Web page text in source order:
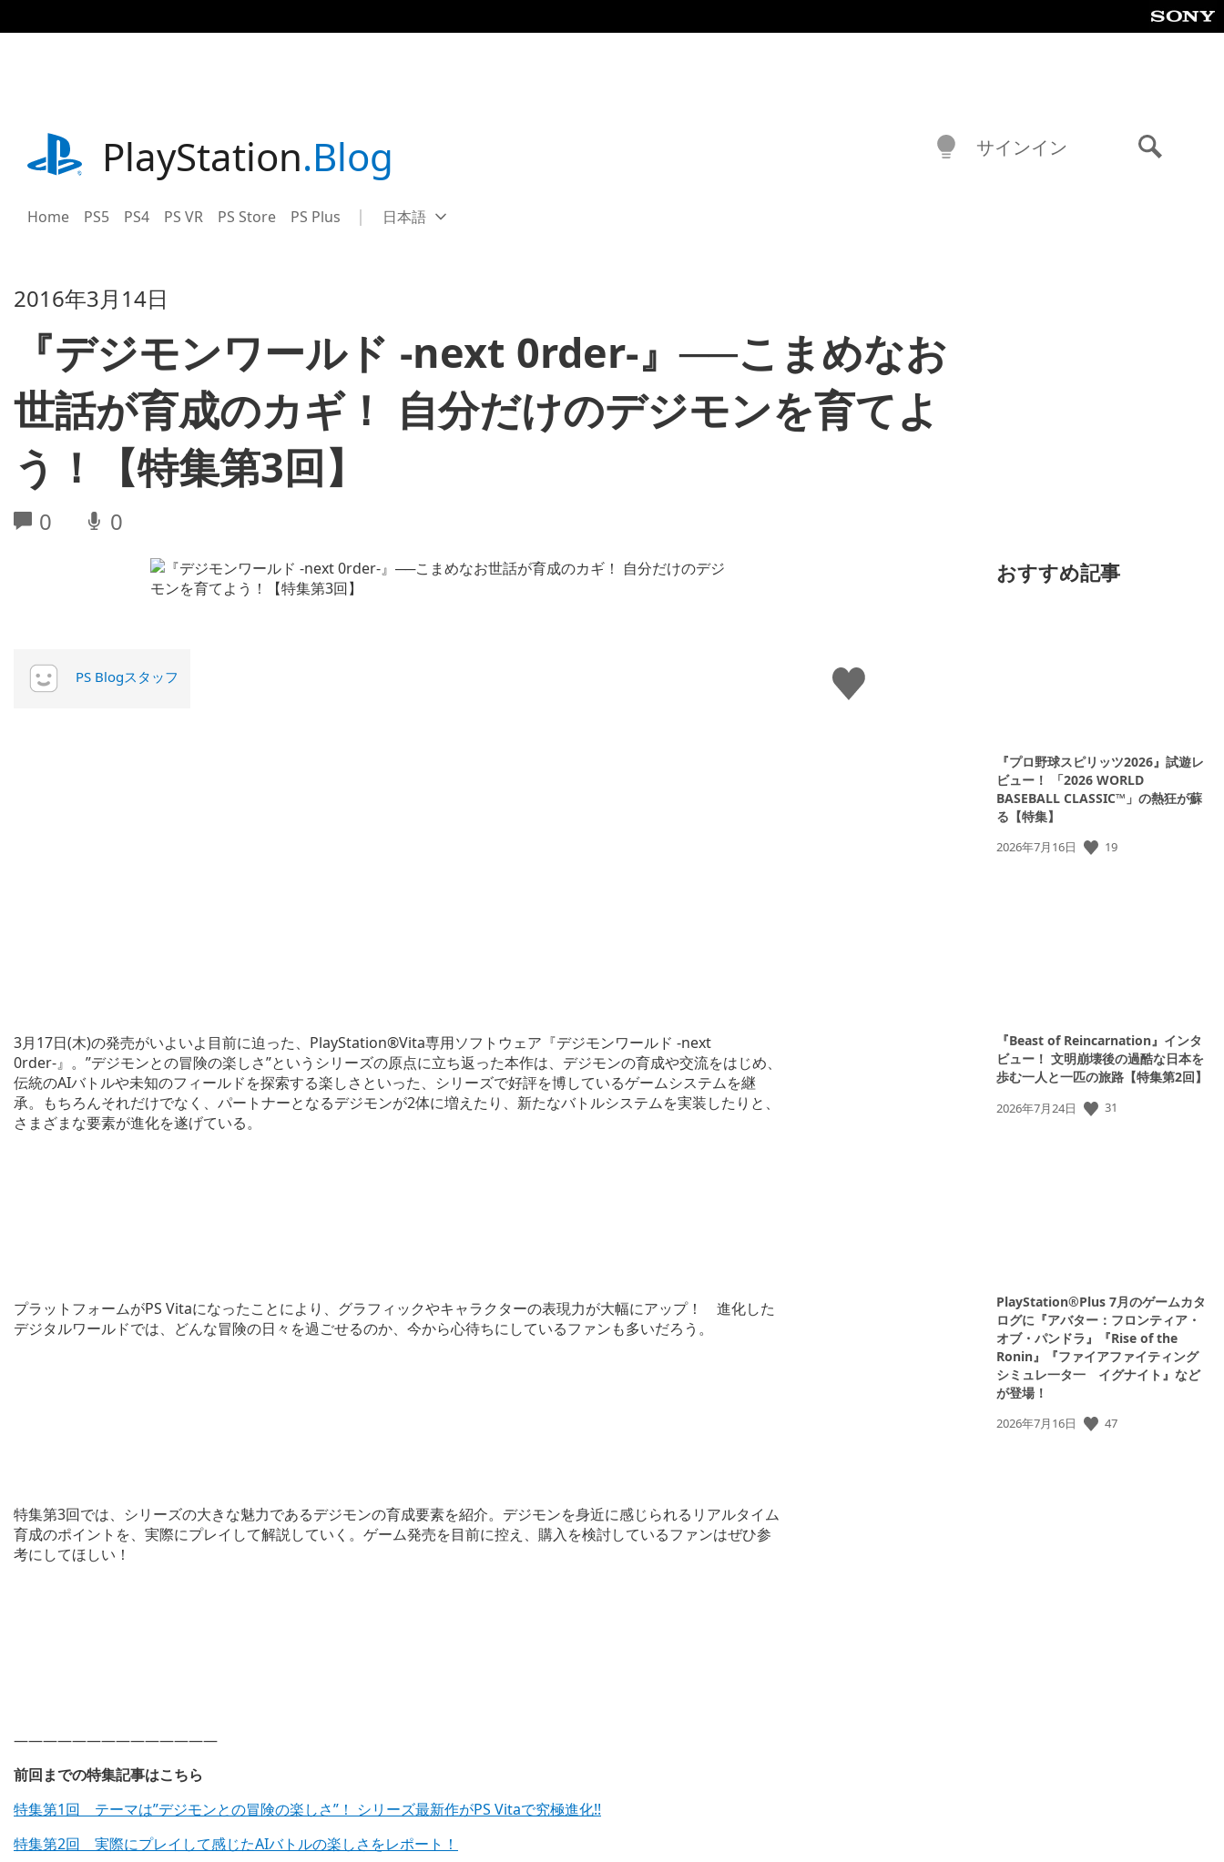
事
playstation.comPlayStation.Blog
Home PS5 PS4 PS VR PS Store PS Plus Select
Current
日本語
サインイン
2016年3月14日
『デジモンワールド -next 0rder-』──こまめなお
世話が育成のカギ！ 自分だけのデジモンを育てよ
う！【特集第3回】
0 0
い
い
PS Blogスタッフ
3月17日(木)の発売がいよいよ目前に迫った、PlayStation®Vita専用ソフトウェア『デジモンワールド -next
0rder-』。”デジモンとの冒険の楽しさ”というシリーズの原点に立ち返った本作は、デジモンの育成や交流をはじめ、
伝統のAIバトルや未知のフィールドを探索する楽しさといった、シリーズで好評を博しているゲームシステムを継
承。もちろんそれだけでなく、パートナーとなるデジモンが2体に増えたり、新たなバトルシステムを実装したりと、
さまざまな要素が進化を遂げている。
プラットフォームがPS Vitaになったことにより、グラフィックやキャラクターの表現力が大幅にアップ！ 進化した
デジタルワールドでは、どんな冒険の日々を過ごせるのか、今から心待ちにしているファンも多いだろう。
特集第3回では、シリーズの大きな魅力であるデジモンの育成要素を紹介。デジモンを身近に感じられるリアルタイム
育成のポイントを、実際にプレイして解説していく。ゲーム発売を目前に控え、購入を検討しているファンはぜひ参
考にしてほしい！
——————————————
前回までの特集記事はこちら
特集第1回 テーマは”デジモンとの冒険の楽しさ”！ シリーズ最新作がPS Vitaで究極進化!!
特集第2回 実際にプレイして感じたAIバトルの楽しさをレポート！
おすすめ記事
『プロ野球スピリッツ2026』試遊レ
ビュー！ 「2026 WORLD
BASEBALL CLASSIC™」の熱狂が蘇
る【特集】
公
2026年7月16日 19
『Beast of Reincarnation』インタ
ビュー！ 文明崩壊後の過酷な日本を
歩む一人と一匹の旅路【特集第2回】
公
2026年7月24日 31
PlayStation®Plus 7月のゲームカタ
ログに『アバター：フロンティア・
オブ・パンドラ』『Rise of the
Ronin』『ファイアファイティング
シミュレ一タ一 イグナイト』など
が登場！
公
2026年7月16日 47